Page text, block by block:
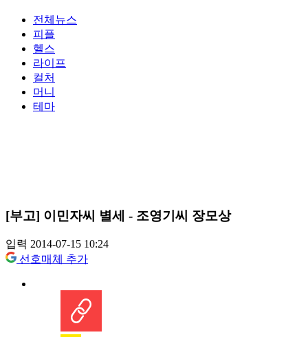
전체뉴스
피플
헬스
라이프
컬처
머니
테마
[부고] 이민자씨 별세 - 조영기씨 장모상
입력 2014-07-15 10:24
선호매체 추가